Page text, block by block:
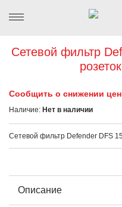
Сетевой фильтр
Сообщить о снижении
Наличие: Нет в наличии
Сетевой фильтр Defender DFS
Описание